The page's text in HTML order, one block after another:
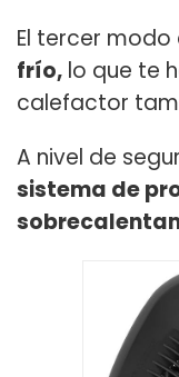
El tercer modo
frío, lo que te
calefactor
A nivel de
sistema de